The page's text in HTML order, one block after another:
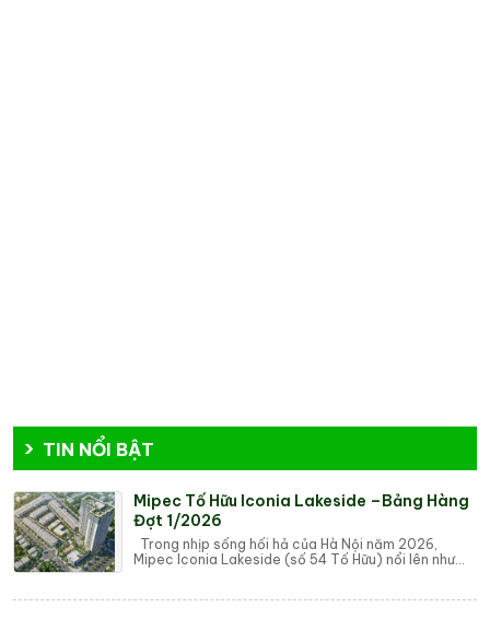
TIN NỔI BẬT
Mipec Tố Hữu Iconia Lakeside –Bảng Hàng
Đợt 1/2026
Trong nhịp sống hối hả của Hà Nội năm 2026,
Mipec Iconia Lakeside (số 54 Tố Hữu) nổi lên như